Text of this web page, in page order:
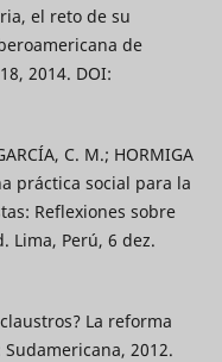
el reto de su
de
2014. DOI:
C. M.; HORMIGA
práctica social para la
Reflexiones sobre
Lima, Perú, 6 dez.
La reforma
2012.